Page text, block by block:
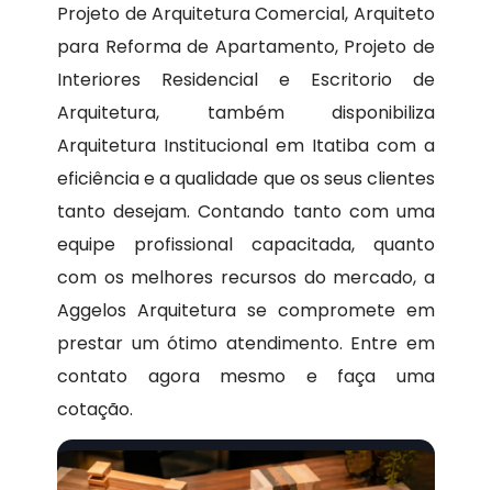
Projeto de Arquitetura Comercial, Arquiteto
para Reforma de Apartamento, Projeto de
Interiores Residencial e Escritorio de
Arquitetura, também disponibiliza
Arquitetura Institucional em Itatiba com a
eficiência e a qualidade que os seus clientes
tanto desejam. Contando tanto com uma
equipe profissional capacitada, quanto
com os melhores recursos do mercado, a
Aggelos Arquitetura se compromete em
prestar um ótimo atendimento. Entre em
contato agora mesmo e faça uma
cotação.